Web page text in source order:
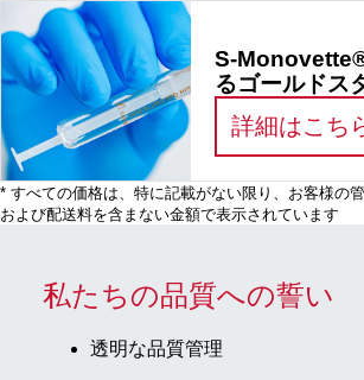
S-
るゴールドス
詳細はこち
* すべての価格は、特に記載がない限り、お客様の
および配送料を含まない金額で表示されています
私たちの品質への誓い
透明な品質管理